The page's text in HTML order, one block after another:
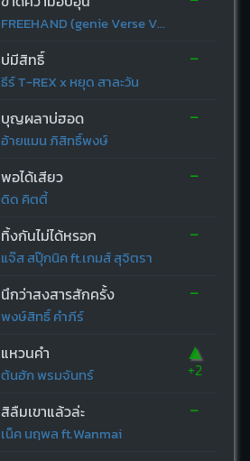
FREEHAND (genie Verse Vol.1)
บ่มีสิทธิ์
ธีร์ T-REX x หยุด สาละวัน
-
บุญผลาบ่ฮอด
อ้ายแมน ภิสิทธิ์พงษ์
-
พอได้เสียว
ดิด คิตตี้
-
ทิ้งกันไม่ได้หรอก
แจ๊ส สปุ๊กนิค ft.เกมส์ สุจิตรา
-
นึกว่าสงสารสักครั้ง
พงษ์สิทธิ์ คำภีร์
-
แหวนคำ
ต้นฮัก พรมจันทร์
▲
+2
สิลืมเขาแล้วล่ะ
เน็ค นฤพล ft.Wanmai
-